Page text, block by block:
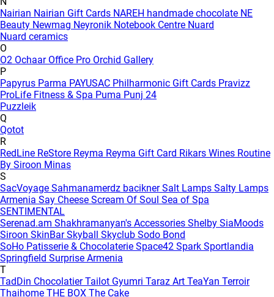
Nairian Nairian Gift Cards NAREH handmade chocolate NE
Beauty Newmag Neyronik Notebook Centre Nuard
Nuard ceramics
O
O2 Ochaar Office Pro Orchid Gallery
P
Papyrus Parma PAYUSAC Philharmonic Gift Cards Pravizz
ProLife Fitness & Spa Puma Punj 24
Puzzleik
Q
Qotot
R
RedLine ReStore Reyma Reyma Gift Card Rikars Wines Routine
By Siroon Minas
S
SacVoyage Sahmanamerdz baciknerSalt Lamps Salty Lamps
Armenia Say Cheese Scream Of Soul Sea of Spa
SENTIMENTAL
Serenad.am Shakhramanyan's Accessories Shelby SiaMoods
Siroon SkinBarSkyball Skyclub Sodo Bond
SoHo Patisserie & Chocolaterie Space42 Spark Sportlandia
Springfield Surprise Armenia
T
TadDin ChocolatierTailot Gyumri Taraz Art TeaYan Terroir
Thaihome THE BOX The Cake